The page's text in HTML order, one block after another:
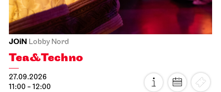
JOiN Lobby Nord
Tea&Techno
27.09.2026
11:00 - 12:00